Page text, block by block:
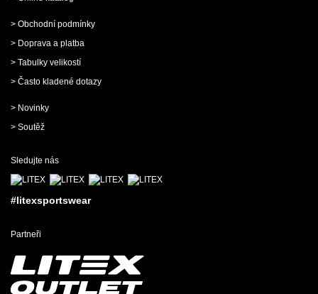
> Obchodní podmínky
> Doprava a platba
> Tabulky velikostí
> Často kladené dotazy
> Novinky
> Soutěž
Sledujte nás
#litexsportswear
Partneři